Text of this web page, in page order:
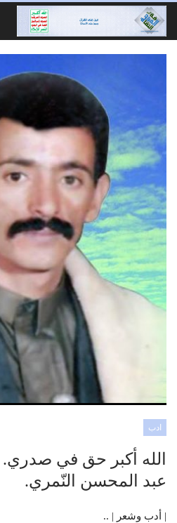
ادب
الله أكبر حق في صدري.
عبد المحسن النّمري.
| أدب وشعر | ..